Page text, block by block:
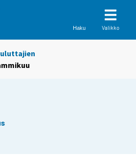
Haku Valikko